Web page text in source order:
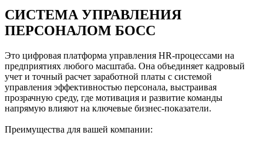
СИСТЕМА УПРАВЛЕНИЯ
ПЕРСОНАЛОМ БОСС
Это цифровая платформа управления HR-процессами на
предприятиях любого масштаба. Она объединяет кадровый
учет и точный расчет заработной платы с системой
управления эффективностью персонала, выстраивая
прозрачную среду, где мотивация и развитие команды
напрямую влияют на ключевые бизнес-показатели.
Преимущества для вашей компании: